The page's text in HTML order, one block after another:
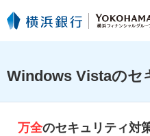
Windows Vistaのセ
万全のセキュリティ対